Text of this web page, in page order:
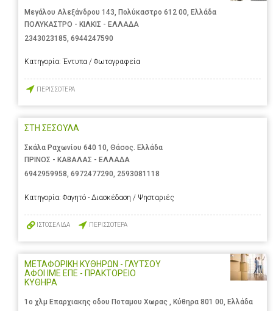
Μεγάλου Αλεξάνδρου 143, Πολύκαστρο 612 00, Ελλάδα
ΠΟΛΥΚΑΣΤΡΟ - ΚΙΛΚΙΣ - ΕΛΛΑΔΑ
2343023185, 6944247590
Κατηγορία: Έντυπα / Φωτογραφεία
ΠΕΡΙΣΣΟΤΕΡΑ
ΣΤΗ ΣΕΣΟΥΛΑ
Σκάλα Ραχωνίου 640 10, Θάσος. Ελλάδα
ΠΡΙΝΟΣ - ΚΑΒΑΛΑΣ - ΕΛΛΑΔΑ
6942959958, 6972477290, 2593081118
Κατηγορία: Φαγητό - Διασκέδαση / Ψησταριές
ΙΣΤΟΣΕΛΙΔΑ ΠΕΡΙΣΣΟΤΕΡΑ
ΜΕΤΑΦΟΡΙΚΗ ΚΥΘΗΡΩΝ - ΓΛΥΤΣΟΥ
ΑΦΟΙ ΙΜΕ ΕΠΕ - ΠΡΑΚΤΟΡΕΙΟ
ΚΥΘΗΡΑ
1ο χλμ Επαρχιακης οδου Ποταμου Χωρας , Κύθηρα 801 00, Ελλάδα